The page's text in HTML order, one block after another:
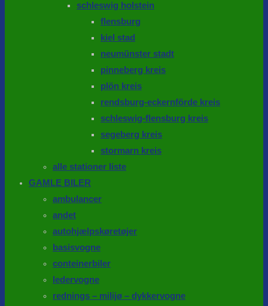
schleswig holstein
flensburg
kiel stad
neumünster stadt
pinneberg kreis
plön kreis
rendsburg-eckernförde kreis
schleswig-flensburg kreis
segeberg kreis
stormarn kreis
alle stationer liste
GAMLE BILER
ambulancer
andet
autohjælpskøretøjer
basisvogne
conteinerbiler
ledervogne
rednings – milijø – dykkervogne